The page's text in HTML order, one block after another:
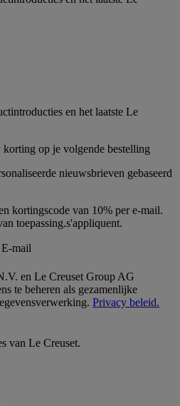
en het laatste Le
op je volgende bestelling
nieuwsbrieven gebaseerd
kortingscode van 10% per e-mail.
toepassing.s'appliquent.
E-mail
en Le Creuset Group AG
te beheren als gezamenlijke
Privacy beleid.
van Le Creuset.